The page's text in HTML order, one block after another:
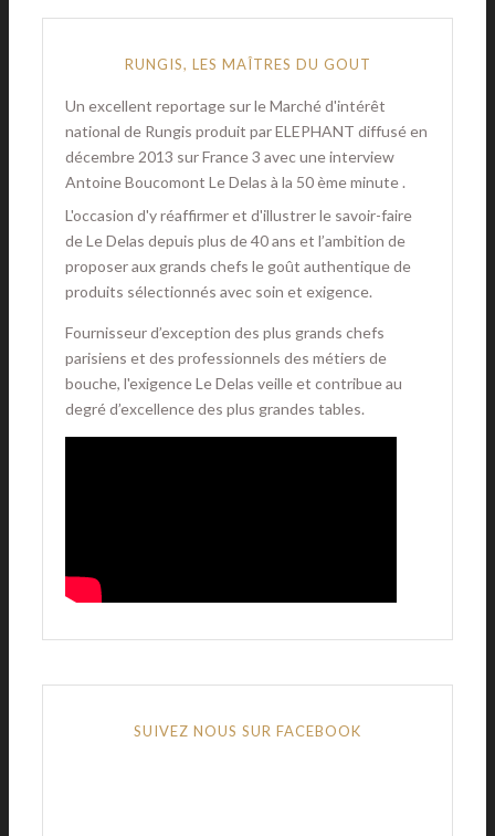
RUNGIS, LES MAÎTRES DU GOUT
Un excellent reportage sur le Marché d'intérêt
national de Rungis produit par ELEPHANT diffusé en
décembre 2013 sur France 3 avec une interview
Antoine Boucomont Le Delas à la 50 ème minute .
L'occasion d'y réaffirmer et d'illustrer le savoir-faire
de Le Delas depuis plus de 40 ans et l’ambition de
proposer aux grands chefs le goût authentique de
produits sélectionnés avec soin et exigence.
Fournisseur d’exception des plus grands chefs
parisiens et des professionnels des métiers de
bouche, l'exigence Le Delas veille et contribue au
degré d’excellence des plus grandes tables.
SUIVEZ NOUS SUR FACEBOOK